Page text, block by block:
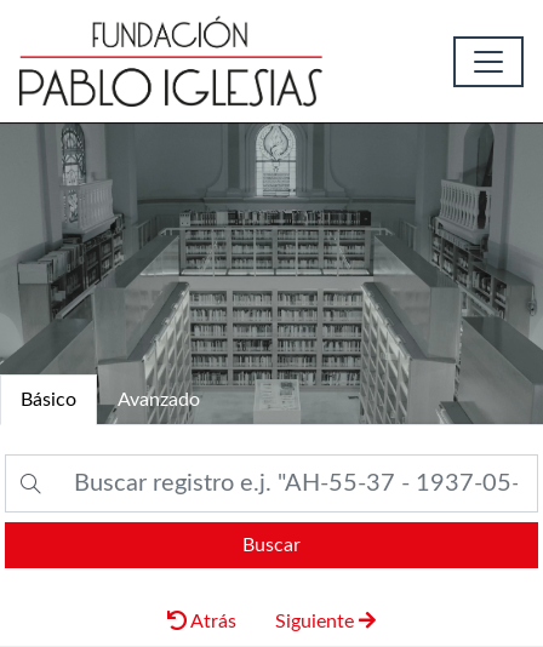
Básico Avanzado
Buscar
Atrás Siguiente